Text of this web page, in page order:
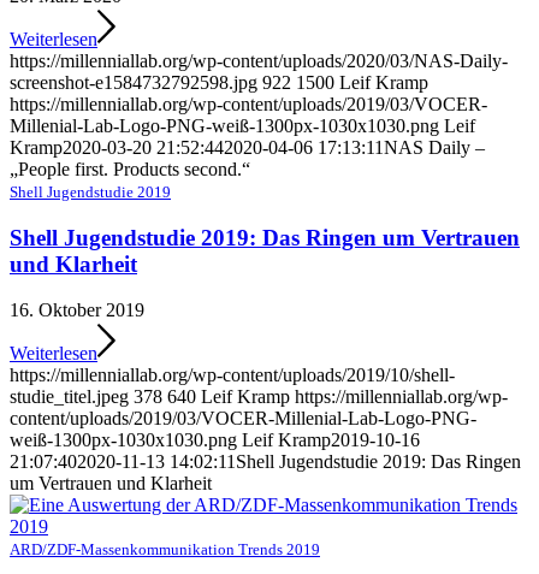
Weiterlesen
https://millenniallab.org/wp-content/uploads/2020/03/NAS-Daily-
screenshot-e1584732792598.jpg 922 1500 Leif Kramp
https://millenniallab.org/wp-content/uploads/2019/03/VOCER-
Millenial-Lab-Logo-PNG-weiß-1300px-1030x1030.png Leif
Kramp2020-03-20 21:52:442020-04-06 17:13:11NAS Daily –
„People first. Products second.“
Shell Jugendstudie 2019
Shell Jugendstudie 2019: Das Ringen um Vertrauen
und Klarheit
16. Oktober 2019
Weiterlesen
https://millenniallab.org/wp-content/uploads/2019/10/shell-
studie_titel.jpeg 378 640 Leif Kramp https://millenniallab.org/wp-
content/uploads/2019/03/VOCER-Millenial-Lab-Logo-PNG-
weiß-1300px-1030x1030.png Leif Kramp2019-10-16
21:07:402020-11-13 14:02:11 Shell Jugendstudie 2019: Das Ringen
um Vertrauen und Klarheit
ARD/ZDF-Massenkommunikation Trends 2019